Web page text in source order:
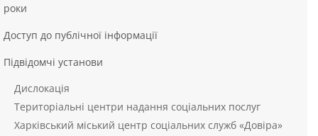
роки
Доступ до публічної інформації
Підвідомчі установи
Дислокація
Територіальні центри надання соціальних послуг
Харківський міський центр соціальних служб «Довіра»